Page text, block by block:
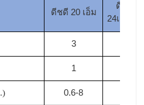
ดีชดี 20 เอ็ม
ดีชดี
24เอ็ม
3
1
.) 0.6-8